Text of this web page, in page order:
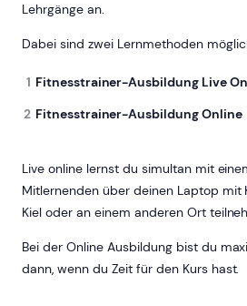
Lehrgänge an.
Dabei sind zwei Lernmethoden
Fitnesstrainer-Ausbildung Live
Fitnesstrainer-Ausbildung Online
Live online lernst du simultan mit
Mitlernenden über deinen Laptop mit
Kiel oder an einem anderen Ort
Bei der Online Ausbildung bist du
dann, wenn du Zeit für den Kurs hast.